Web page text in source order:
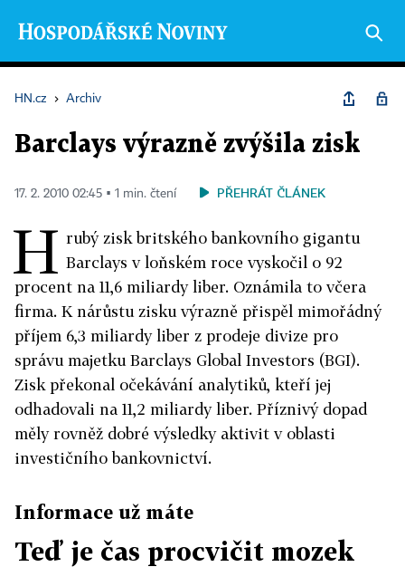
HN.cz › Archiv
Barclays výrazně zvýšila zisk
17. 2. 2010 02:45 ▪ 1 min. čtení PŘEHRÁT ČLÁNEK
H rubý zisk britského bankovního gigantu
Barclays v loňském roce vyskočil o 92
procent na 11,6 miliardy liber. Oznámila to včera
firma. K nárůstu zisku výrazně přispěl mimořádný
příjem 6,3 miliardy liber z prodeje divize pro
správu majetku Barclays Global Investors (BGI).
Zisk překonal očekávání analytiků, kteří jej
odhadovali na 11,2 miliardy liber. Příznivý dopad
měly rovněž dobré výsledky aktivit v oblasti
investičního bankovnictví.
Informace už máte
Teď je čas procvičit mozek